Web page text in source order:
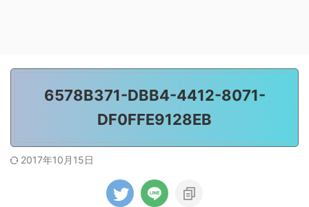
6578B371-DBB4-4412-8071-
DF0FFE9128EB
2017年10月15日